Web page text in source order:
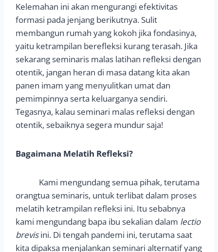
Kelemahan ini akan mengurangi efektivitas
formasi pada jenjang berikutnya. Sulit
membangun rumah yang kokoh jika fondasinya,
yaitu ketrampilan berefleksi kurang terasah. Jika
sekarang seminaris malas latihan refleksi dengan
otentik, jangan heran di masa datang kita akan
panen imam yang menyulitkan umat dan
pemimpinnya serta keluarganya sendiri.
Tegasnya, kalau seminari malas refleksi dengan
otentik, sebaiknya segera mundur saja!
Bagaimana Melatih Refleksi?
Kami mengundang semua pihak, terutama
orangtua seminaris, untuk terlibat dalam proses
melatih ketrampilan refleksi ini. Itu sebabnya
kami mengundang bapa ibu sekalian dalam lectio
brevisini. Di tengah pandemi ini, terutama saat
kita dipaksa menjalankan seminari alternatif yang